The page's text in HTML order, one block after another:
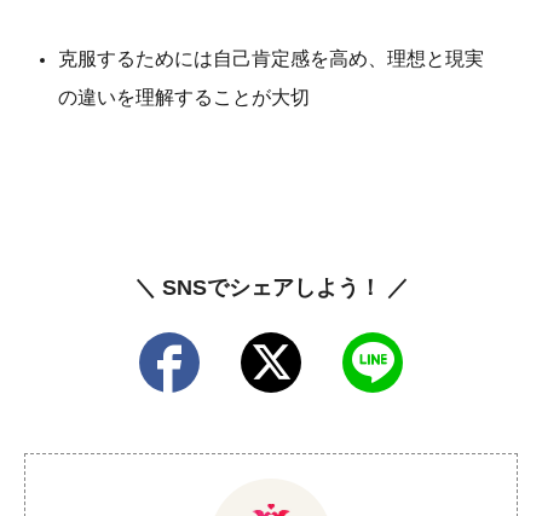
克服するためには自己肯定感を高め、理想と現実
の違いを理解することが大切
＼ SNSでシェアしよう！ ／